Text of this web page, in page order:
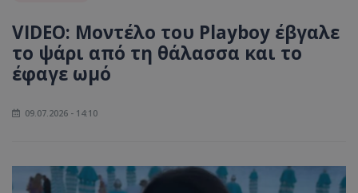
VIDEO: Μοντέλο του Playboy έβγαλε
το ψάρι από τη θάλασσα και το
έφαγε ωμό
09.07.2026 - 14:10